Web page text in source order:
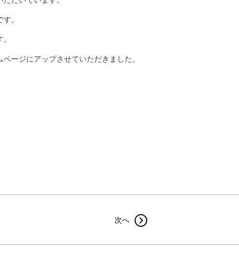
。
ージにアップさせていただきました。
次へ